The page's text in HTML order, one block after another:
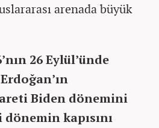
arenada büyük
26 Eylül’ünde
Biden dönemini
kapısını